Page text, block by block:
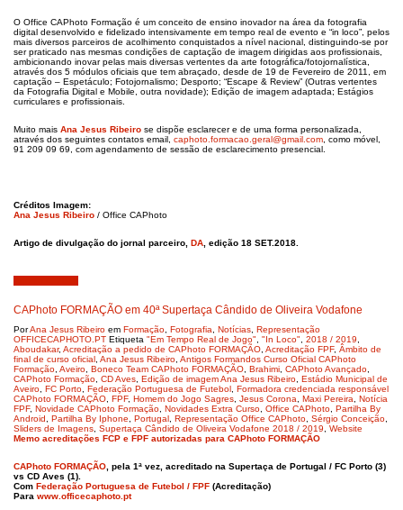
O Office CAPhoto Formação é um conceito de ensino inovador na área da fotografia
digital desenvolvido e fidelizado intensivamente em tempo real de evento e “in loco”, pelos
mais diversos parceiros de acolhimento conquistados a nível nacional, distinguindo-se por
ser praticado nas mesmas condições de captação de imagem dirigidas aos profissionais,
ambicionando inovar pelas mais diversas vertentes da arte fotográfica/fotojornalística,
através dos 5 módulos oficiais que tem abraçado, desde de 19 de Fevereiro de 2011, em
captação – Espetáculo; Fotojornalismo; Desporto; “Escape & Review” (Outras vertentes
da Fotografia Digital e Mobile, outra novidade); Edição de imagem adaptada; Estágios
curriculares e profissionais.
Muito mais Ana Jesus Ribeiro se dispõe esclarecer e de uma forma personalizada,
através dos seguintes contatos email, caphoto.formacao.geral@gmail.com , como móvel,
91 209 09 69, com agendamento de sessão de esclarecimento presencial.
Créditos Imagem:
Ana Jesus Ribeiro / Office CAPhoto
Artigo de divulgação do jornal parceiro, DA , edição 18 SET.2018.
CAPhoto FORMAÇÃO em 40ª Supertaça Cândido de Oliveira Vodafone
PorAna Jesus Ribeiro em Formação Fotografia Notícias Representação
OFFICECAPHOTO.PT Etiqueta "Em Tempo Real de Jogo" "In Loco" 2018 / 2019
Aboudakar, Acreditação a pedido de CAPhoto FORMAÇÃO Acreditação FPF, Âmbito de
final de curso oficial Ana Jesus Ribeiro Antigos Formandos Curso Oficial CAPhoto
Formação Aveiro Boneco Team CAPhoto FORMAÇÃO Brahimi CAPhoto Avançado
CAPhoto Formação CD Aves Edição de imagem Ana Jesus Ribeiro Estádio Municipal de
Aveiro FC Porto Federação Portuguesa de Futebol Formadora credenciada responsável
CAPhoto FORMAÇÃO FPF, Homem do Jogo Sagres Jesus Corona Maxi Pereira
Notícia
FPF, Novidade CAPhoto Formação Novidades Extra Curso Office CAPhoto Partilha By
Android
Partilha By Iphone Portugal Representação Office CAPhoto Sérgio Conceição
Sliders de Imagens Supertaça Cândido de Oliveira Vodafone 2018 / 2019
Website
Memo acreditações FCP e FPF autorizadas para CAPhoto FORMAÇÃO
CAPhoto FORMAÇÃO , pela 1ª vez, acreditado na Supertaça de Portugal / FC Porto (3)
vs CD Aves (1).
Com Federação Portuguesa de Futebol / FPF (Acreditação)
Para www.officecaphoto.pt